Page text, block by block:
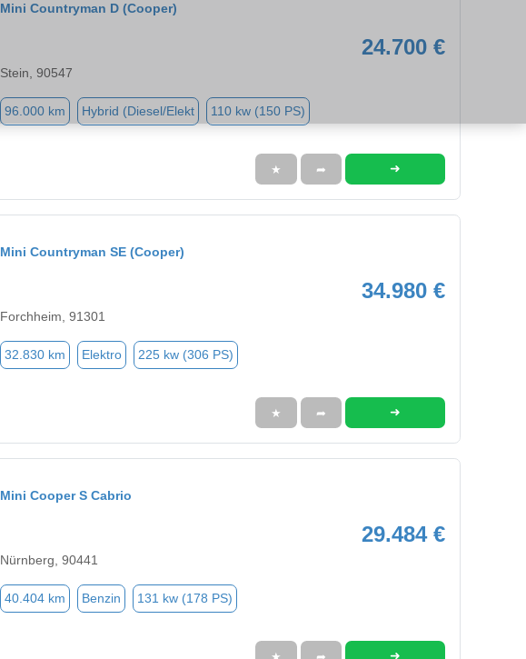
Mini Countryman D (Cooper)
24.700 €
Stein, 90547
96.000 km Hybrid (Diesel/Elekt 110 kw (150 PS)
★ ➦ ➜
Mini Countryman SE (Cooper)
34.980 €
Forchheim, 91301
32.830 km Elektro 225 kw (306 PS)
★ ➦ ➜
Mini Cooper S Cabrio
29.484 €
Nürnberg, 90441
40.404 km Benzin 131 kw (178 PS)
➜